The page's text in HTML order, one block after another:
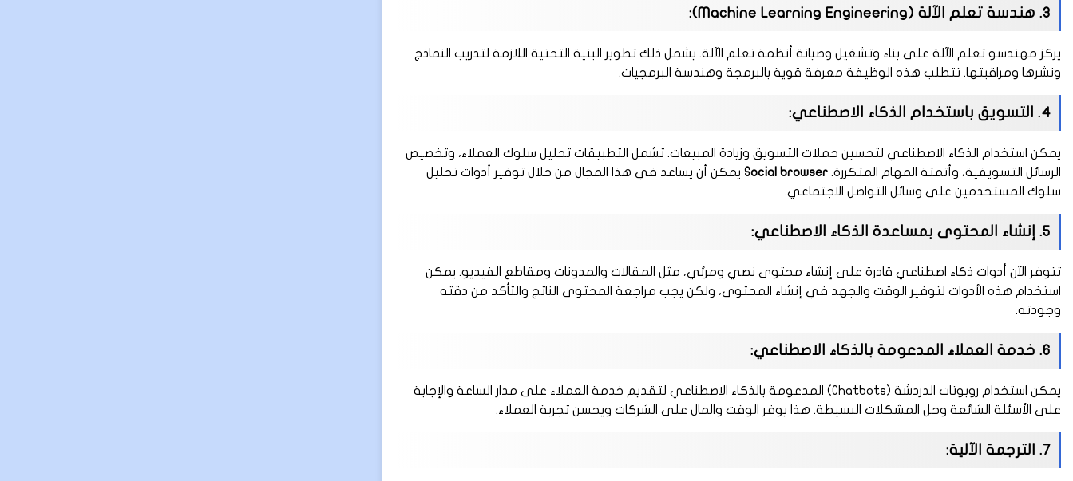
3. هندسة تعلم الآلة (Machine Learning Engineering):
يركز مهندسو تعلم الآلة على بناء وتشغيل وصيانة أنظمة تعلم الآلة. يشمل ذلك تطوير البنية التحتية اللازمة لتدريب النماذج
ونشرها ومراقبتها. تتطلب هذه الوظيفة معرفة قوية بالبرمجة وهندسة البرمجيات.
4. التسويق باستخدام الذكاء الاصطناعي:
يمكن استخدام الذكاء الاصطناعي لتحسين حملات التسويق وزيادة المبيعات. تشمل التطبيقات تحليل سلوك العملاء، وتخصيص
الرسائل التسويقية، وأتمتة المهام المتكررة. Social browser يمكن أن يساعد في هذا المجال من خلال توفير أدوات تحليل
سلوك المستخدمين على وسائل التواصل الاجتماعي.
5. إنشاء المحتوى بمساعدة الذكاء الاصطناعي:
تتوفر الآن أدوات ذكاء اصطناعي قادرة على إنشاء محتوى نصي ومرئي، مثل المقالات والمدونات ومقاطع الفيديو. يمكن
استخدام هذه الأدوات لتوفير الوقت والجهد في إنشاء المحتوى، ولكن يجب مراجعة المحتوى الناتج والتأكد من دقته
وجودته.
6. خدمة العملاء المدعومة بالذكاء الاصطناعي:
يمكن استخدام روبوتات الدردشة (Chatbots) المدعومة بالذكاء الاصطناعي لتقديم خدمة العملاء على مدار الساعة والإجابة
على الأسئلة الشائعة وحل المشكلات البسيطة. هذا يوفر الوقت والمال على الشركات ويحسن تجربة العملاء.
7. الترجمة الآلية: